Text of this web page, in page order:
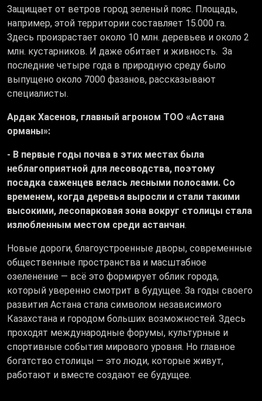
Защищает от ветров город зеленый пояс. Площадь,
например, этой территории составляет 15.000 га.
Здесь произрастает около 10 млн. деревьев и около 2
млн. кустарников. И даже обитает и живность. За
последние четыре года в природную среду было
выпущено около 7000 фазанов, рассказывают
специалисты.
Ардак Хасенов, главный агроном ТОО «Астана
орманы»:
- В первые годы почва в этих местах была
неблагоприятной для лесоводства, поэтому
посадка саженцев велась лесными полосами. Со
временем, когда деревья выросли и стали такими
высокими, лесопарковая зона вокруг столицы стала
излюбленным местом среди астанчан.
Новые дороги, благоустроенные дворы, современные
общественные пространства и масштабное
озеленение — всё это формирует облик города,
который уверенно смотрит в будущее. За годы своего
развития Астана стала символом независимого
Казахстана и городом больших возможностей. Здесь
проходят международные форумы, культурные и
спортивные события мирового уровня. Но главное
богатство столицы — это люди, которые живут,
работают и вместе создают ее будущее.